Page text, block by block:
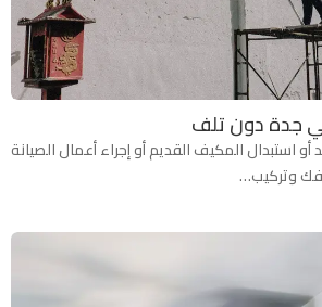
جدة دون تلف
أو استبدال المكيف القديم أو إجراء أعمال الصيانة
فك وتركيب…